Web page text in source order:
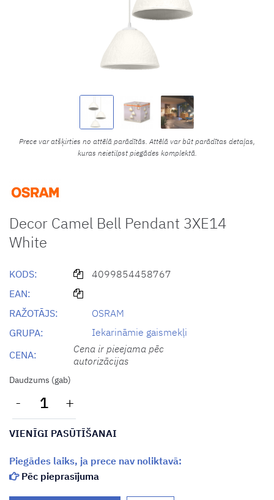
Prece var atšķirties no attēlā parādītās. Attēlā var būt parādītas detaļas,
kuras neietilpst piegādes komplektā.
Decor Camel Bell Pendant 3XE14
White
KODS:
4099854458767
EAN:
RAŽOTĀJS:
OSRAM
GRUPA:
Iekarināmie gaismekļi
CENA:
Cena ir pieejama pēc
autorizācijas
Daudzums (gab)
- +
VIENĪGI PASŪTĪŠANAI
Piegādes laiks, ja prece nav noliktavā:
Pēc pieprasījuma